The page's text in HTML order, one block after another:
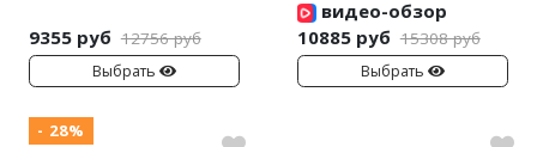
9355 руб 12756 руб
Выбрать
видео-обзор
10885 руб 15308 руб
Выбрать
- 28%